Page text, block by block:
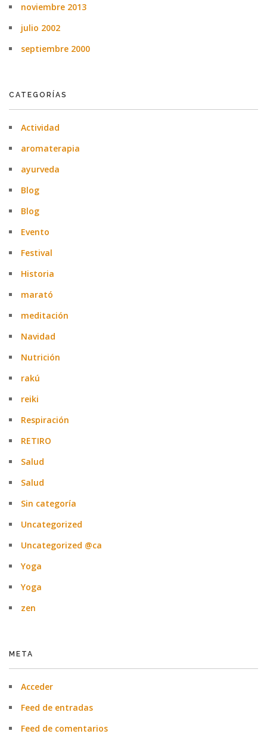
noviembre 2013
julio 2002
septiembre 2000
CATEGORÍAS
Actividad
aromaterapia
ayurveda
Blog
Blog
Evento
Festival
Historia
marató
meditación
Navidad
Nutrición
rakú
reiki
Respiración
RETIRO
Salud
Salud
Sin categoría
Uncategorized
Uncategorized @ca
Yoga
Yoga
zen
META
Acceder
Feed de entradas
Feed de comentarios